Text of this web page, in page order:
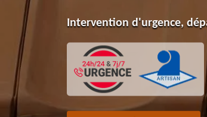
Intervention d'urgence,